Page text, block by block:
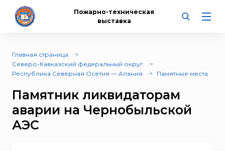
Пожарно-техническая
выставка
Главная страница
Северо-Кавказский федеральный округ
Республика Северная Осетия — Алания
Памятные места
Памятник ликвидаторам
аварии на Чернобыльской
АЭС